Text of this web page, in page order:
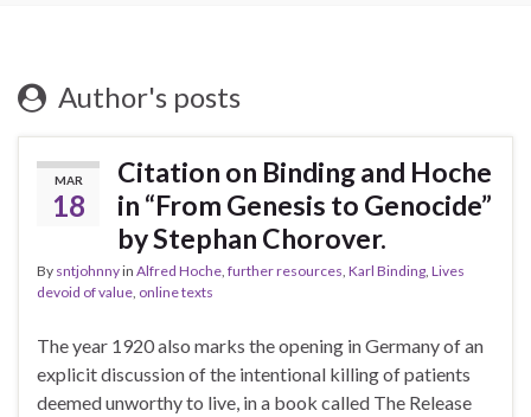
Author's posts
MAR
18
Citation on Binding and Hoche
in “From Genesis to Genocide”
by Stephan Chorover.
By sntjohnnyin Alfred Hoche further resources Karl Binding Lives
devoid of value online texts
The year 1920 also marks the opening in Germany of an
explicit discussion of the intentional killing of patients
deemed unworthy to live, in a book called The Release